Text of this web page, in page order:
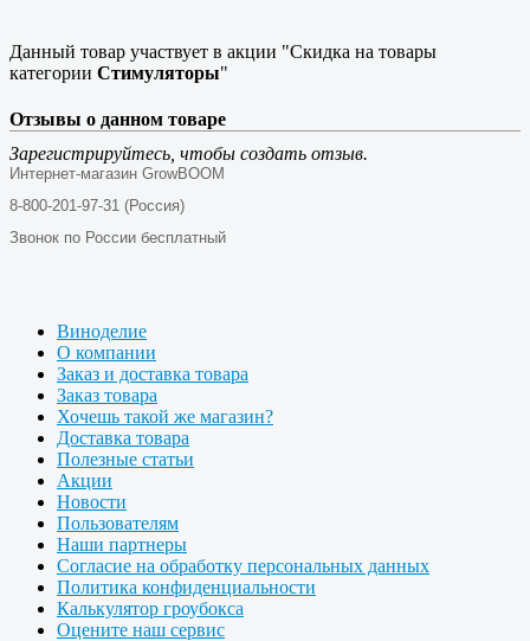
Данный товар участвует в акции "Скидка на товары
категории Стимуляторы"
Отзывы о данном товаре
Зарегистрируйтесь, чтобы создать отзыв.
Интернет-магазин GrowBOOM
8-800-201-97-31 (Россия)
Звонок по России бесплатный
Виноделие
О компании
Заказ и доставка товара
Заказ товара
Хочешь такой же магазин?
Доставка товара
Полезные статьи
Акции
Новости
Пользователям
Наши партнеры
Согласие на обработку персональных данных
Политика конфиденциальности
Калькулятор гроубокса
Оцените наш сервис